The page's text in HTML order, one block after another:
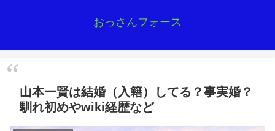
おっさんフォース
山本一賢は結婚（入籍）してる？事実婚？
馴れ初めやwiki経歴など